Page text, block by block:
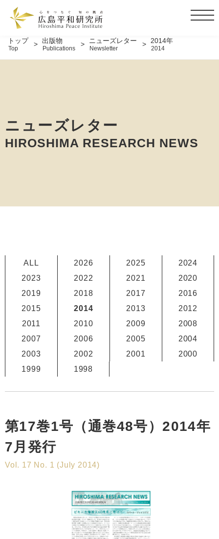
t
l
トップ
Top
出版物
Publications
ニューズレター
Newsletter
2014年
2014
ニューズレター
HIROSHIMA RESEARCH NEWS
ALL 2026 2025
2024
2023
2022 2021
2020
2019
2018 2017
2016
2015
2014 2013
2012
2011
2010 2009
2008
2007
2006 2005
2004
2003
2002 2001
2000
1999
1998
第17巻1号（通巻48号）2014年
7月発行
Vol. 17 No. 1 (July 2014)